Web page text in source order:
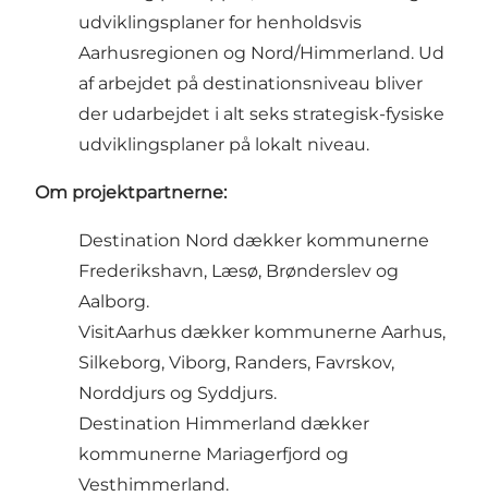
udviklingsplaner for henholdsvis
Aarhusregionen og Nord/Himmerland. Ud
af arbejdet på destinationsniveau bliver
der udarbejdet i alt seks strategisk-fysiske
udviklingsplaner på lokalt niveau.
Om projektpartnerne:
Destination Nord dækker kommunerne
Frederikshavn, Læsø, Brønderslev og
Aalborg.
VisitAarhus dækker kommunerne Aarhus,
Silkeborg, Viborg, Randers, Favrskov,
Norddjurs og Syddjurs.
Destination Himmerland dækker
kommunerne Mariagerfjord og
Vesthimmerland.